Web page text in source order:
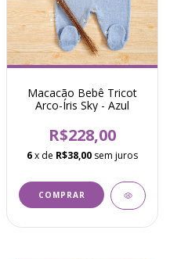
Macacão Bebê Tricot
Arco-Íris Sky - Azul
R$228,00
6x de R$38,00 sem juros
COMPRAR